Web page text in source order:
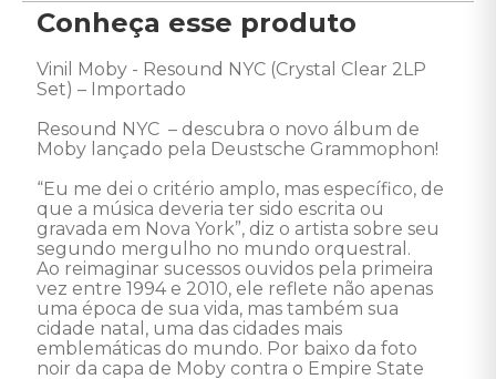
Conheça esse produto
Vinil Moby - Resound NYC (Crystal Clear 2LP
Set) – Importado
Resound NYC  – descubra o novo álbum de
Moby lançado pela Deustsche Grammophon!
“Eu me dei o critério amplo, mas específico, de
que a música deveria ter sido escrita ou
gravada em Nova York”, diz o artista sobre seu
segundo mergulho no mundo orquestral.
Ao reimaginar sucessos ouvidos pela primeira
vez entre 1994 e 2010, ele reflete não apenas
uma época de sua vida, mas também sua
cidade natal, uma das cidades mais
emblemáticas do mundo. Por baixo da foto
noir da capa de Moby contra o Empire State